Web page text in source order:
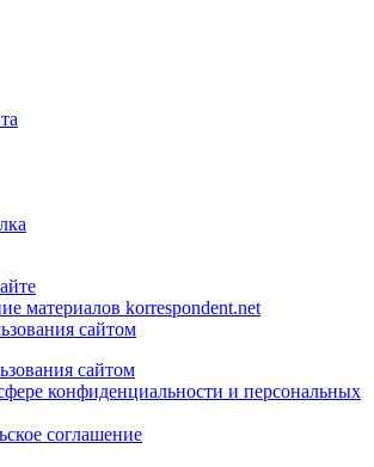
материалов korrespondent.net
сайтом
сайтом
конфиденциальности и персональных
соглашение